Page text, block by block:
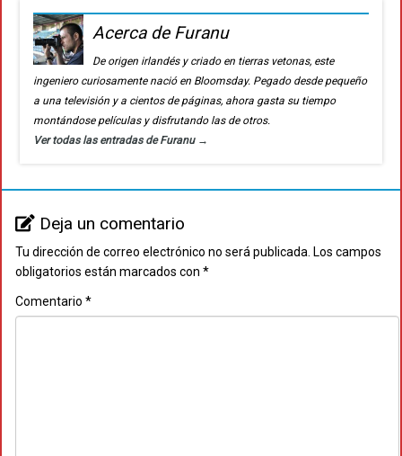
Acerca de Furanu
De origen irlandés y criado en tierras vetonas, este
ingeniero curiosamente nació en Bloomsday. Pegado desde pequeño
a una televisión y a cientos de páginas, ahora gasta su tiempo
montándose películas y disfrutando las de otros.
Ver todas las entradas de Furanu →
Deja un comentario
Tu dirección de correo electrónico no será publicada. Los campos
obligatorios están marcados con *
Comentario *